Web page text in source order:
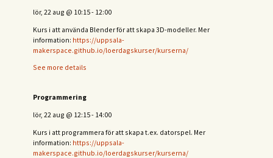
lör, 22 aug @ 10:15- 12:00
Kurs i att använda Blender för att skapa 3D-modeller. Mer
information: https://uppsala-
makerspace.github.io/loerdagskurser/kurserna/
See more details
Programmering
lör, 22 aug @ 12:15- 14:00
Kurs i att programmera för att skapa t.ex. datorspel. Mer
information: https://uppsala-
makerspace.github.io/loerdagskurser/kurserna/